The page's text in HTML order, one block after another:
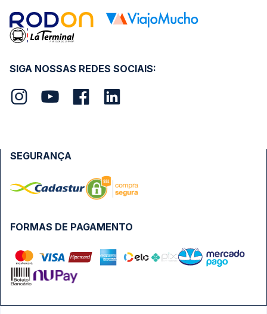
SIGA NOSSAS REDES SOCIAIS:
FORMAS DE PAGAMENTO
SEGURANÇA